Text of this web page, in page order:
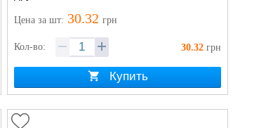
Ценаза шт: 30.32 грн
Кол-во: 30.32 грн
Купить